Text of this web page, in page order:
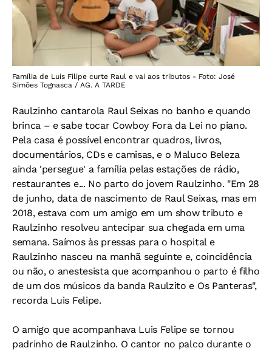
Família de Luis Filipe curte Raul e vai aos tributos - Foto: José
Simões Tognasca / AG. A TARDE
Raulzinho cantarola Raul Seixas no banho e quando
brinca – e sabe tocar Cowboy Fora da Lei no piano.
Pela casa é possível encontrar quadros, livros,
documentários, CDs e camisas, e o Maluco Beleza
ainda 'persegue' a família pelas estações de rádio,
restaurantes e... No parto do jovem Raulzinho. "Em 28
de junho, data de nascimento de Raul Seixas, mas em
2018, estava com um amigo em um show tributo e
Raulzinho resolveu antecipar sua chegada em uma
semana. Saímos às pressas para o hospital e
Raulzinho nasceu na manhã seguinte e, coincidência
ou não, o anestesista que acompanhou o parto é filho
de um dos músicos da banda Raulzito e Os Panteras",
recorda Luis Felipe.
O amigo que acompanhava Luis Felipe se tornou
padrinho de Raulzinho. O cantor no palco durante o